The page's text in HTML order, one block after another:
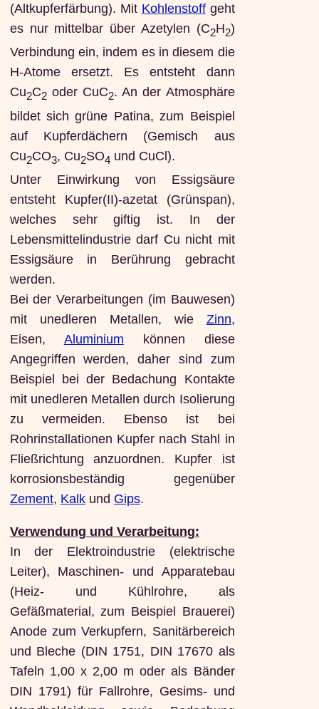
(Altkupferfärbung). Mit Kohlenstoffgeht
es nur mittelbar über Azetylen (C2H2)
Verbindung ein, indem es in diesem die
H-Atome ersetzt. Es entsteht dann
Cu2C2oder CuC2. An der Atmosphäre
bildet sich grüne Patina, zum Beispiel
auf Kupferdächern (Gemisch aus
Cu2CO3, Cu2SO4 und CuCl).
Unter Einwirkung von Essigsäure
entsteht Kupfer(II)-azetat (Grünspan),
welches sehr giftig ist. In der
Lebensmittelindustrie darf Cu nicht mit
Essigsäure in Berührung gebracht
werden.
Bei der Verarbeitungen (im Bauwesen)
mit unedleren Metallen, wie Zinn,
Eisen, Aluminium können diese
Angegriffen werden, daher sind zum
Beispiel bei der Bedachung Kontakte
mit unedleren Metallen durch Isolierung
zu vermeiden. Ebenso ist bei
Rohrinstallationen Kupfer nach Stahl in
Fließrichtung anzuordnen. Kupfer ist
korrosionsbeständig gegenüber
Zement, Kalkund Gips.
Verwendung und Verarbeitung:
In der Elektroindustrie (elektrische
Leiter), Maschinen- und Apparatebau
(Heiz- und Kühlrohre, als
Gefäßmaterial, zum Beispiel Brauerei)
Anode zum Verkupfern, Sanitärbereich
und Bleche (DIN 1751, DIN 17670 als
Tafeln 1,00 x 2,00 m oder als Bänder
DIN 1791) für Fallrohre, Gesims- und